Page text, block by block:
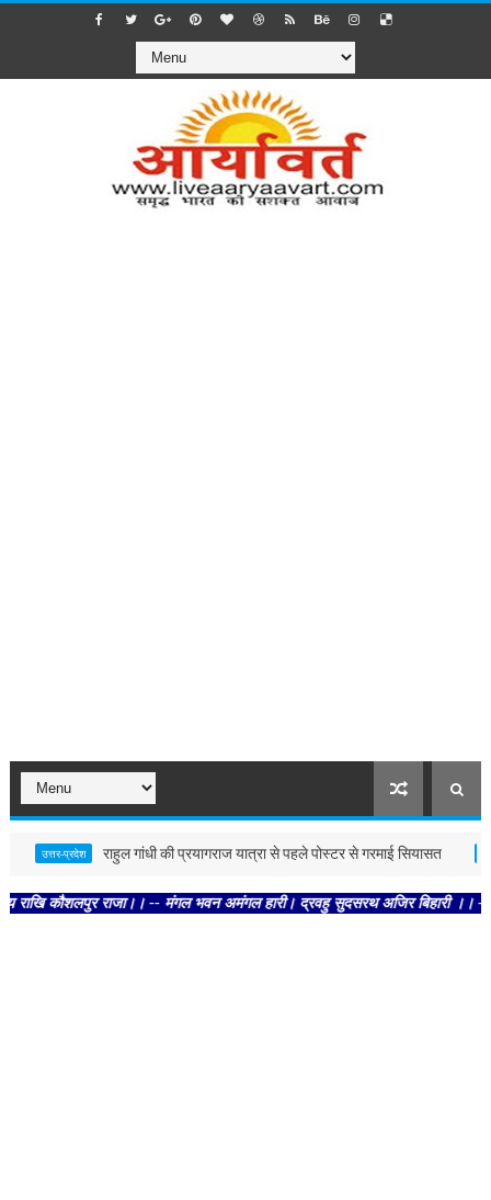
उत्तर-प्रदेश राहुल गांधी की प्रयागराज यात्रा से पहले पोस्टर से गरमाई सियासत
कौशलपुर राजा।। -- मंगल भवन अमंगल हारी। द्रवहु सुदसरथ अजिर बिहारी ।। -- सब